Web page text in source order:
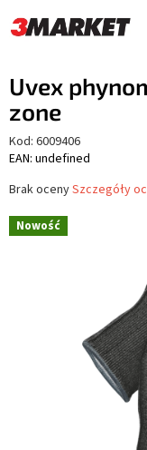
do
treści
Uvex
zone
Kod: 6009406
EAN: undefined
Średnia
produktu
wynosi
Brak ocenySzczegóły
Nowość